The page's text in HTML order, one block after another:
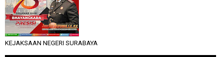
KEJAKSAAN NEGERI SURABAYA